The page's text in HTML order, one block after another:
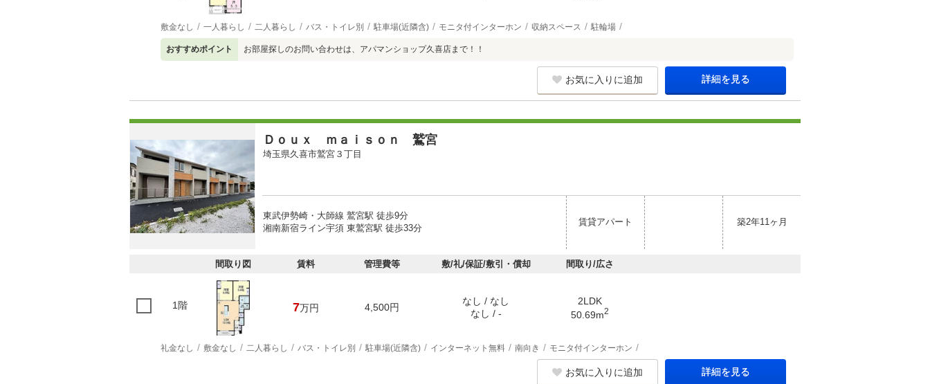
敷金なし 一人暮らし 二人暮らし バス・トイレ別 駐車場(近隣含) モニタ付インターホン 収納スペース 駐輪場
おすすめポイント お部屋探しのお問い合わせは、アパマンショップ久喜店まで！！
お気に入りに追加 詳細を見る
Ｄｏｕｘ ｍａｉｓｏｎ 鷲宮
埼玉県久喜市鷲宮３丁目
東武伊勢崎・大師線 鷲宮駅 徒歩9分
湘南新宿ライン宇須 東鷲宮駅 徒歩33分
賃貸アパート 築2年11ヶ月
間取り図 賃料 管理費等 敷/礼/保証/敷引・償却 間取り/広さ
1階 7万円 4,500円
なし / なし
なし / -
2LDK
50.69m2
礼金なし 敷金なし 二人暮らし バス・トイレ別 駐車場(近隣含) インターネット無料 南向き モニタ付インターホン
お気に入りに追加 詳細を見る